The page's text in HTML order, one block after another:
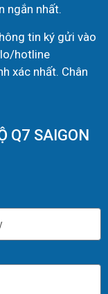
ngắn nhất.
tin ký gửi vào
hotline
xác nhất. Chân
Q7 SAIGON